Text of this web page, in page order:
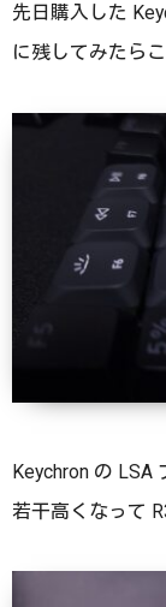
先日購入した
に残してみたらこ
Keychron の LSA
若干高くなって